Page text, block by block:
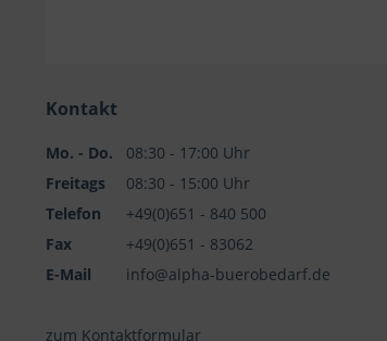
Kontakt
Mo. - Do.
08:30 - 17:00 Uhr
Freitags
08:30 - 15:00 Uhr
Telefon
+49(0)651 - 840 500
Fax
+49(0)651 - 83062
E-Mail
info@alpha-buerobedarf.de
zum Kontaktformular